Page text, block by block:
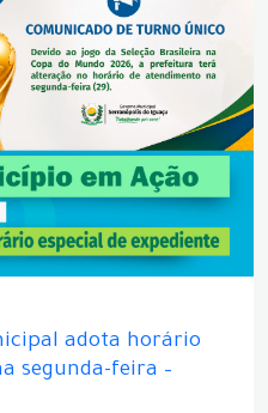
adota horário
segunda-feira –